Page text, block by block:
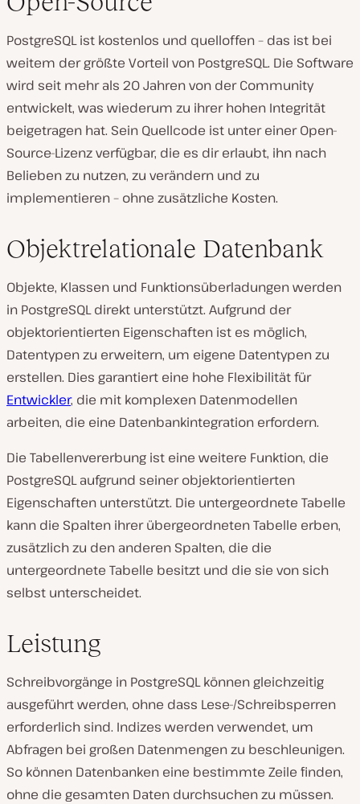
PostgreSQL ist kostenlos und quelloffen – das ist bei
weitem der größte Vorteil von PostgreSQL. Die Software
wird seit mehr als 20 Jahren von der Community
entwickelt, was wiederum zu ihrer hohen Integrität
beigetragen hat. Sein Quellcode ist unter einer Open-
Source-Lizenz verfügbar, die es dir erlaubt, ihn nach
Belieben zu nutzen, zu verändern und zu
implementieren – ohne zusätzliche Kosten.
Objektrelationale Datenbank
Objekte, Klassen und Funktionsüberladungen werden
in PostgreSQL direkt unterstützt. Aufgrund der
objektorientierten Eigenschaften ist es möglich,
Datentypen zu erweitern, um eigene Datentypen zu
erstellen. Dies garantiert eine hohe Flexibilität für
Entwickler, die mit komplexen Datenmodellen
arbeiten, die eine Datenbankintegration erfordern.
Die Tabellenvererbung ist eine weitere Funktion, die
PostgreSQL aufgrund seiner objektorientierten
Eigenschaften unterstützt. Die untergeordnete Tabelle
kann die Spalten ihrer übergeordneten Tabelle erben,
zusätzlich zu den anderen Spalten, die die
untergeordnete Tabelle besitzt und die sie von sich
selbst unterscheidet.
Leistung
Schreibvorgänge in PostgreSQL können gleichzeitig
ausgeführt werden, ohne dass Lese-/Schreibsperren
erforderlich sind. Indizes werden verwendet, um
Abfragen bei großen Datenmengen zu beschleunigen.
So können Datenbanken eine bestimmte Zeile finden,
ohne die gesamten Daten durchsuchen zu müssen.